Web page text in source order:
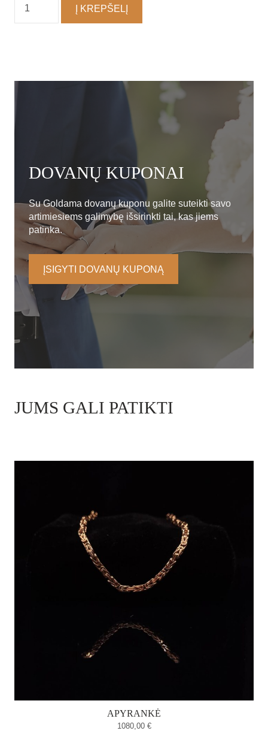
kiekis:
Vėrinys
Į KREPŠELĮ
DOVANŲ KUPONAI
Su Goldama dovanų kuponu galite suteikti savo
artimiesiems galimybę išsirinkti tai, kas jiems
patinka.
ĮSIGYTI DOVANŲ KUPONĄ
JUMS GALI PATIKTI
APYRANKĖ
1080,00 €